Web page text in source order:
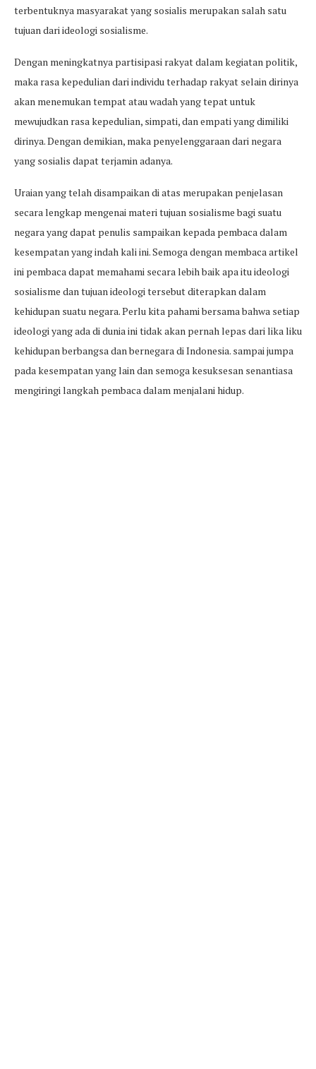
terbentuknya masyarakat yang sosialis merupakan salah satu
tujuan dari ideologi sosialisme.
Dengan meningkatnya partisipasi rakyat dalam kegiatan politik,
maka rasa kepedulian dari individu terhadap rakyat selain dirinya
akan menemukan tempat atau wadah yang tepat untuk
mewujudkan rasa kepedulian, simpati, dan empati yang dimiliki
dirinya. Dengan demikian, maka penyelenggaraan dari negara
yang sosialis dapat terjamin adanya.
Uraian yang telah disampaikan di atas merupakan penjelasan
secara lengkap mengenai materi tujuan sosialisme bagi suatu
negara yang dapat penulis sampaikan kepada pembaca dalam
kesempatan yang indah kali ini. Semoga dengan membaca artikel
ini pembaca dapat memahami secara lebih baik apa itu ideologi
sosialisme dan tujuan ideologi tersebut diterapkan dalam
kehidupan suatu negara. Perlu kita pahami bersama bahwa setiap
ideologi yang ada di dunia ini tidak akan pernah lepas dari lika liku
kehidupan berbangsa dan bernegara di Indonesia. sampai jumpa
pada kesempatan yang lain dan semoga kesuksesan senantiasa
mengiringi langkah pembaca dalam menjalani hidup.